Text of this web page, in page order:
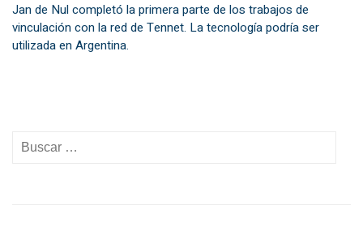
Jan de Nul completó la primera parte de los trabajos de
vinculación con la red de Tennet. La tecnología podría ser
utilizada en Argentina.